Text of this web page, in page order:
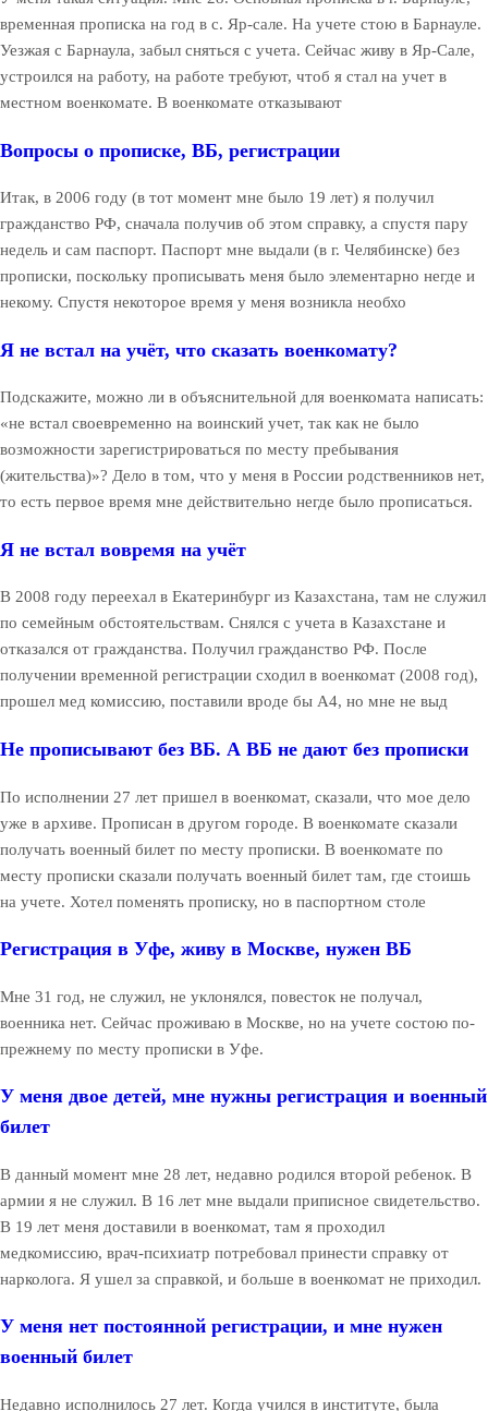
временная прописка на год в с. Яр-сале. На учете стою в Барнауле.
Уезжая с Барнаула, забыл сняться с учета. Сейчас живу в Яр-Сале,
устроился на работу, на работе требуют, чтоб я стал на учет в
местном военкомате. В военкомате отказывают
Вопросы о прописке, ВБ, регистрации
Итак, в 2006 году (в тот момент мне было 19 лет) я получил
гражданство РФ, сначала получив об этом справку, а спустя пару
недель и сам паспорт. Паспорт мне выдали (в г. Челябинске) без
прописки, поскольку прописывать меня было элементарно негде и
некому. Спустя некоторое время у меня возникла необхо
Я не встал на учёт, что сказать военкомату?
Подскажите, можно ли в объяснительной для военкомата написать:
«не встал своевременно на воинский учет, так как не было
возможности зарегистрироваться по месту пребывания
(жительства)»? Дело в том, что у меня в России родственников нет,
то есть первое время мне действительно негде было прописаться.
Я не встал вовремя на учёт
В 2008 году переехал в Екатеринбург из Казахстана, там не служил
по семейным обстоятельствам. Снялся с учета в Казахстане и
отказался от гражданства. Получил гражданство РФ. После
получении временной регистрации сходил в военкомат (2008 год),
прошел мед комиссию, поставили вроде бы А4, но мне не выд
Не прописывают без ВБ. А ВБ не дают без прописки
По исполнении 27 лет пришел в военкомат, сказали, что мое дело
уже в архиве. Прописан в другом городе. В военкомате сказали
получать военный билет по месту прописки. В военкомате по
месту прописки сказали получать военный билет там, где стоишь
на учете. Хотел поменять прописку, но в паспортном столе
Регистрация в Уфе, живу в Москве, нужен ВБ
Мне 31 год, не служил, не уклонялся, повесток не получал,
военника нет. Сейчас проживаю в Москве, но на учете состою по-
прежнему по месту прописки в Уфе.
У меня двое детей, мне нужны регистрация и военный
билет
В данный момент мне 28 лет, недавно родился второй ребенок. В
армии я не служил. В 16 лет мне выдали приписное свидетельство.
В 19 лет меня доставили в военкомат, там я проходил
медкомиссию, врач-психиатр потребовал принести справку от
нарколога. Я ушел за справкой, и больше в военкомат не приходил.
У меня нет постоянной регистрации, и мне нужен
военный билет
Недавно исполнилось 27 лет. Когда учился в институте, была